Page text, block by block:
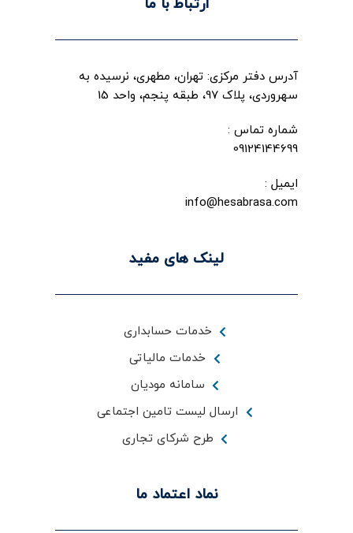
ارتباط با ما
آدرس دفتر مرکزی: تهران، مطهری، نرسیده به
سهروردی، پلاک 97، طبقه پنجم، واحد 15
شماره تماس :
09124144699
ایمیل :
info@hesabrasa.com
لینک های مفید
خدمات حسابداری
خدمات مالیاتی
سامانه مودیان
ارسال لیست تامین اجتماعی
طرح شرکای تجاری
نماد اعتماد ما